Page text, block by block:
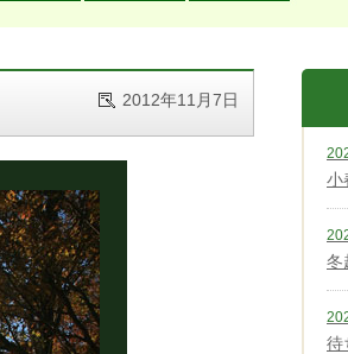
2012年11月7日
小
冬
待